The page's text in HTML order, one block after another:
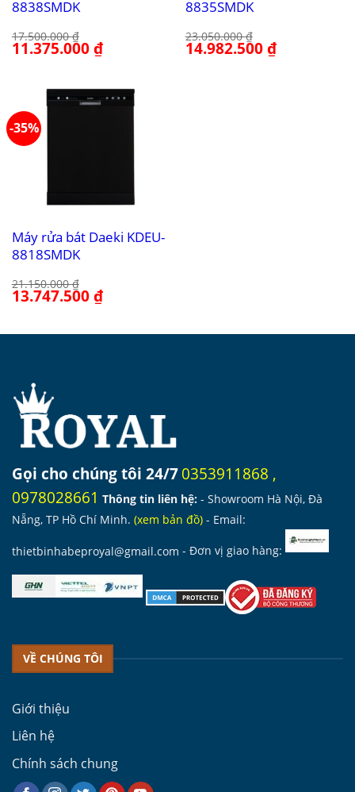
8838SMDK
17.500.000₫
Giá
gốc
11.375.000₫Giá
hiện
11.375.000 ₫.
8835SMDK
23.050.000₫
Giá
gốc
14.982.500₫Giá
hiện
-35%
Máy rửa bát Daeki KDEU-
8818SMDK
21.150.000₫
Giá
gốc
13.747.500₫Giá
hiện
13.747.500 ₫.
Gọi cho chúng tôi 24/70353911868 ,
0978028661 Thông tin liên hệ: - Showroom Hà Nội, Đà
Nẵng, TP Hồ Chí Minh. (xem bản đồ) - Email:
thietbinhabeproyal@gmail.com - Đơn vị giao hàng:
VỀ CHÚNG TÔI
Giới thiệu
Liên hệ
Chính sách chung